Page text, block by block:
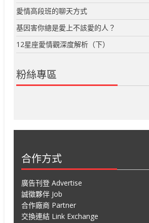
愛情高段班的聊天方式
基因害你總是愛上不該愛的人？
12星座愛情觀深度解析（下）
粉絲專區
合作方式
廣告刊登 Advertise
誠徵夥伴 Job
合作廠商 Partner
交換連結 Link Exchange